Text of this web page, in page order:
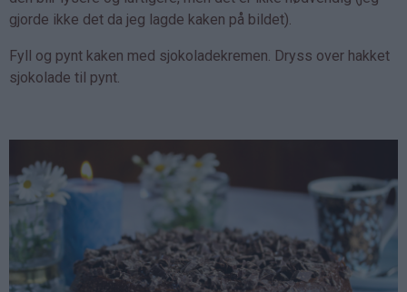
gjorde ikke det da jeg lagde kaken på bildet).
Fyll og pynt kaken med sjokoladekremen. Dryss over hakket
sjokolade til pynt.